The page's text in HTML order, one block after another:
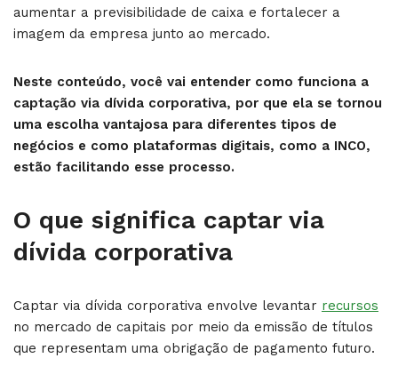
aumentar a previsibilidade de caixa e fortalecer a
imagem da empresa junto ao mercado.
Neste conteúdo, você vai entender como funciona a
captação via dívida corporativa, por que ela se tornou
uma escolha vantajosa para diferentes tipos de
negócios e como plataformas digitais, como a INCO,
estão facilitando esse processo.
O que significa captar via
dívida corporativa
Captar via dívida corporativa envolve levantar recursos
no mercado de capitais por meio da emissão de títulos
que representam uma obrigação de pagamento futuro.